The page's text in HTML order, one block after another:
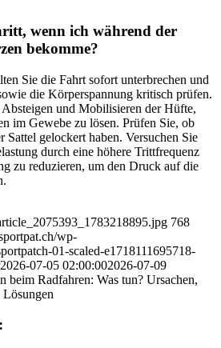
wenn ich während der
bekomme?
Sie die Fahrt sofort unterbrechen und
die Körperspannung kritisch prüfen.
und Mobilisieren der Hüfte,
im Gewebe zu lösen. Prüfen Sie, ob
gelockert haben. Versuchen Sie
durch eine höhere Trittfrequenz
zu reduzieren, um den Druck auf die
768
wp-
01-scaled-e1718111695718-
2026-07-05 02:00:002026-07-09
beim Radfahren: Was tun? Ursachen,